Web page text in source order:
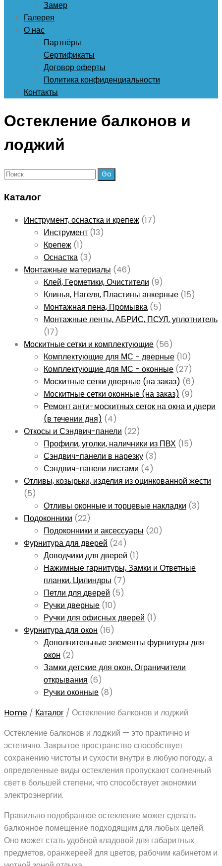
Замер
Галерея
О нас
Партнёры
Сертификаты
Договор оферты
Политика конфиденциальности
Контакты
Остекление балконов и
лоджий
Поиск:
Каталог
Инструмент, оснастка и крепеж (17)
Инструмент (13)
Крепеж (1)
Оснастка (3)
Монтажные материалы (46)
Клей, Герметики, Очистители (9)
Клинья, Нагеля, Пластины анкерные (15)
Монтажная пена, Промывка (5)
Монтажные ленты, АБРИС, ПСУЛ, уплотнитель
(17)
Москитные сетки и комплектующие (56)
Комплектующие для МС - дверные (10)
Комплектующие для МС - оконные (27)
Москитные сетки дверные (на заказ) (6)
Москитные сетки оконные (на заказ) (9)
Ремонт анти-москитных сеток на окна и двери
(в течении дня) (4)
Откосы и Сэндвич-панели (22)
Профили, уголки, наличники из ПВХ (15)
Сэндвич-панели в нарезку (3)
Сэндвич-панели листами (4)
Отливы, козырьки, изделия из оцинкованной жести
(5)
Отливы оконные и торцевые накладки (3)
Подоконники (22)
Подоконники и аксессуары (20)
Фурнитура для дверей (24)
Доводчики для дверей (1)
Нажимные гарнитуры, Замки и Ответные
планки, Цилиндры (7)
Петли для дверей (5)
Ручки дверные (10)
Ручки для офисных дверей (1)
Фурнитура для окон (16)
Дополнительные элементы фурнитуры для
окон (2)
Замки детские для окон, Ограничители
открывания (6)
Ручки оконные (8)
Home / Каталог / Остекление балконов и лоджий
Остекление балконов и лоджий — это практично и
эстетично. Закрытое пространство способствует
сохранению чистоты и сухости внутри в любую погоду, а
определенные виды остекления пропускают солнечный
свет в большей степени, что способствует экономии
электроэнергии.
Правильно подобранное остекление может сделать
балконное помещение подходящим для любых целей.
Оно может стать удобной кладовой для габаритных
предметов, оранжереей для цветов, рабочим кабинетом и